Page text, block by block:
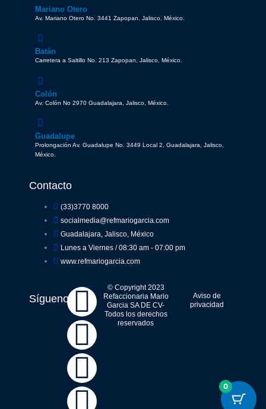
Mariano Otero
Av. Mariano Otero No. 3441 Zapopan, Jalisco, México.
Batán
Carretera a Saltillo No. 213 Zapopan, Jalisco, México.
Colón
Av. Colón No 2970 Guadalajara, Jalisco, México.
Guadalupe
Prolongación Av. Guadalupe No. 3449 Local 2, Guadalajara, Jalisco,
México.
Contacto
(33)3770 8000
socialmedia@refmariogarcia.com
Guadalajara, Jalisco, México
Lunes a Viernes / 08:30 am - 07:00 pm
www.refmariogarcia.com
Síguenos
F
a
c
e
Y
o
u
t
W
h
a
t
I
n
s
t
© Copyright 2023
Refaccionaria Mario
Garcia SA DE CV-
Todos los derechos
reservados
Aviso de
privacidad
0